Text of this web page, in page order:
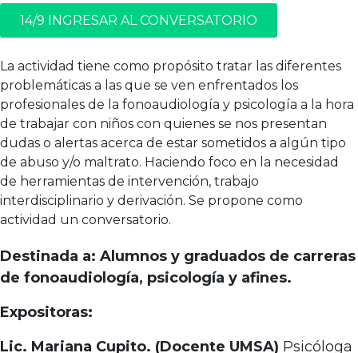
14/9 INGRESAR AL CONVERSATORIO
La actividad tiene como propósito tratar las diferentes
problemáticas a las que se ven enfrentados los
profesionales de la fonoaudiología y psicología a la hora
de trabajar con niños con quienes se nos presentan
dudas o alertas acerca de estar sometidos a algún tipo
de abuso y/o maltrato. Haciendo foco en la necesidad
de herramientas de intervención, trabajo
interdisciplinario y derivación. Se propone como
actividad un conversatorio.
Destinada a: Alumnos y graduados de carreras
de fonoaudiología, psicología y afines.
Expositoras:
Lic. Mariana Cupito. (Docente UMSA) Psicóloga